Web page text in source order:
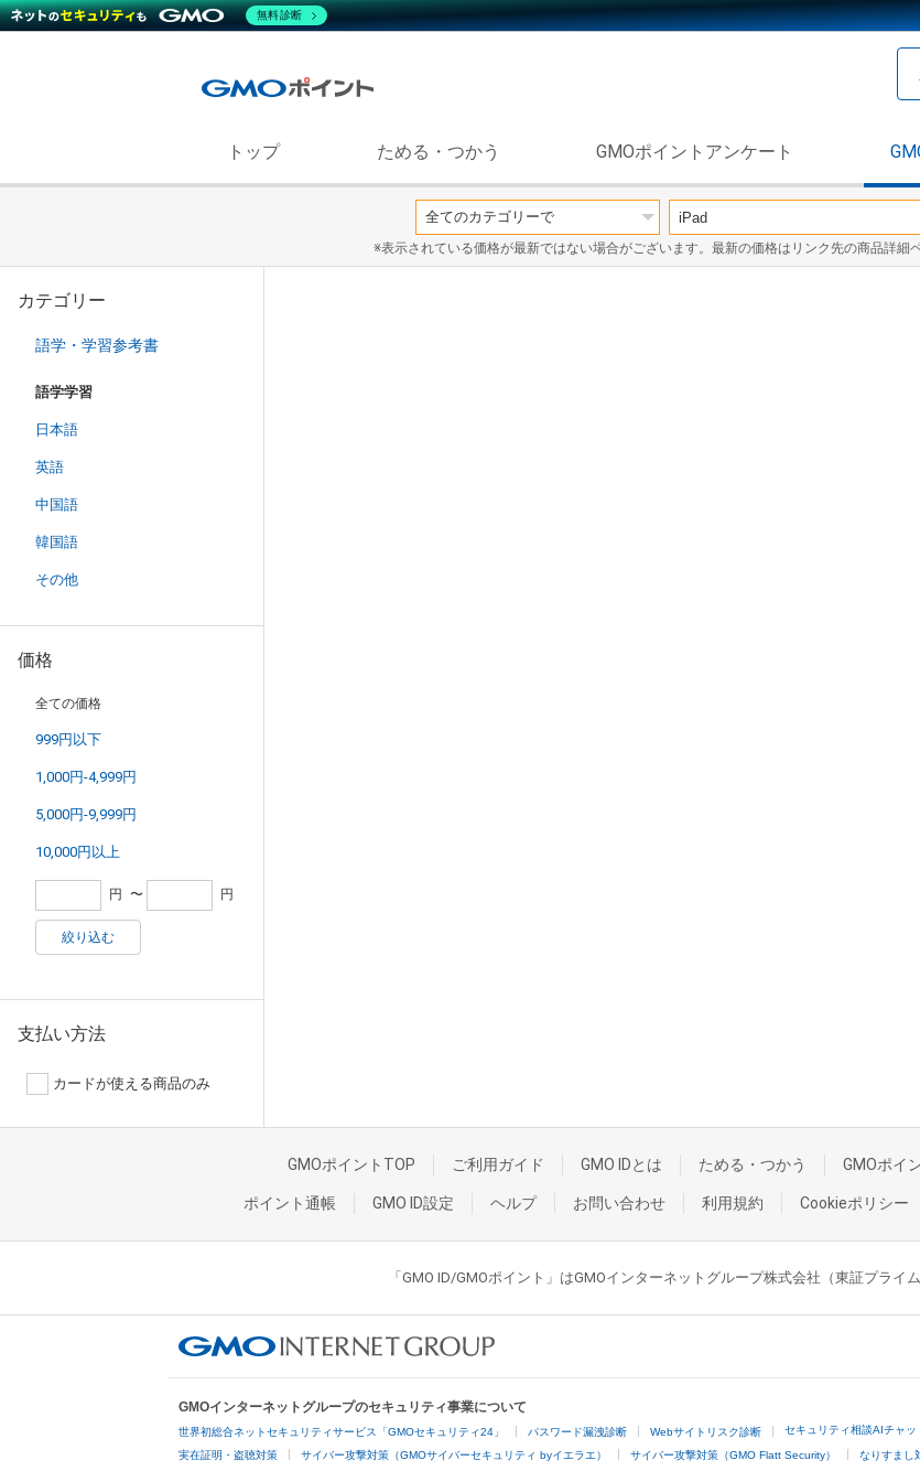
トップ ためる・つかう GMOポイントアンケート
※表示されている価格が最新ではない場合がございます。最新の価格はリンク先の商品詳細
カテゴリー
語学・学習参考書
語学学習
日本語
英語
中国語
韓国語
その他
価格
全ての価格
999円以下
1,000円-4,999円
5,000円-9,999円
10,000円以上
円 〜 円
絞り込む
支払い方法
カードが使える商品のみ
GMOポイントTOP ご利用ガイド GMO IDとは ためる・つかう GMOポイ
ポイント通帳 GMO ID設定 ヘルプ お問い合わせ 利用規約 Cookieポリシー
「GMO ID/GMOポイント」はGMOインターネットグループ株式会社（東証プライ
GMOインターネットグループのセキュリティ事業について
世界初総合ネットセキュリティサービス「GMOセキュリティ24」 パスワード漏洩診断 Webサイトリスク診断 セキュリティ相談AIチャッ
実在証明・盗聴対策 サイバー攻撃対策（GMOサイバーセキュリティ byイエラエ） サイバー攻撃対策（GMO Flatt Security） なりすまし
無料診断